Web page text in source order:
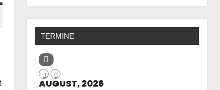
TERMINE
AUGUST, 2026